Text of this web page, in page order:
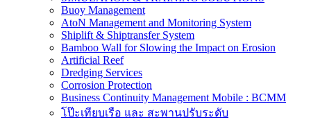
Buoy Management
AtoN Management and Monitoring System
Shiplift & Shiptransfer System
Bamboo Wall for Slowing the Impact on Erosion
Artificial Reef
Dredging Services
Corrosion Protection
Business Continuity Management Mobile : BCMM
โป๊ะเทียบเรือ และ สะพานปรับระดับ